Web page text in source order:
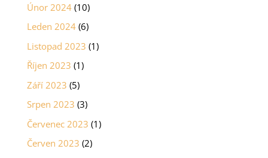
Únor 2024(10)
Leden 2024(6)
Listopad 2023 (1)
Říjen 2023 (1)
Září 2023 (5)
Srpen 2023 (3)
Červenec 2023 (1)
Červen 2023 (2)